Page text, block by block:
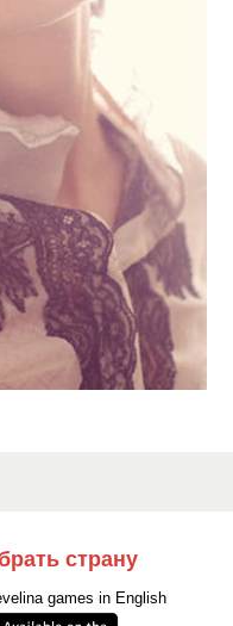
страну
games in English